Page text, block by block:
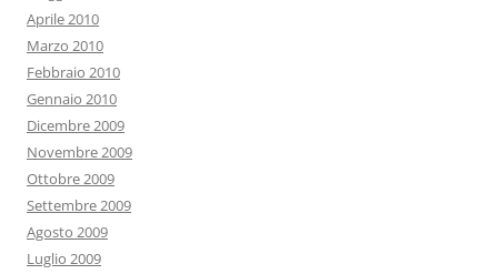
Aprile 2010
Marzo 2010
Febbraio 2010
Gennaio 2010
Dicembre 2009
Novembre 2009
Ottobre 2009
Settembre 2009
Agosto 2009
Luglio 2009